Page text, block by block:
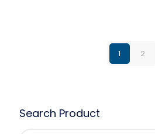
1 2
Search Product